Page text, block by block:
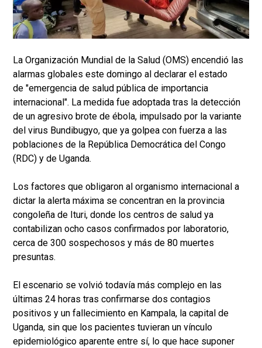
La Organización Mundial de la Salud (OMS) encendió las
alarmas globales este domingo al declarar el estado
de "emergencia de salud pública de importancia
internacional". La medida fue adoptada tras la detección
de un agresivo brote de ébola, impulsado por la variante
del virus Bundibugyo, que ya golpea con fuerza a las
poblaciones de la República Democrática del Congo
(RDC) y de Uganda.
Los factores que obligaron al organismo internacional a
dictar la alerta máxima se concentran en la provincia
congoleña de Ituri, donde los centros de salud ya
contabilizan ocho casos confirmados por laboratorio,
cerca de 300 sospechosos y más de 80 muertes
presuntas.
El escenario se volvió todavía más complejo en las
últimas 24 horas tras confirmarse dos contagios
positivos y un fallecimiento en Kampala, la capital de
Uganda, sin que los pacientes tuvieran un vínculo
epidemiológico aparente entre sí, lo que hace suponer